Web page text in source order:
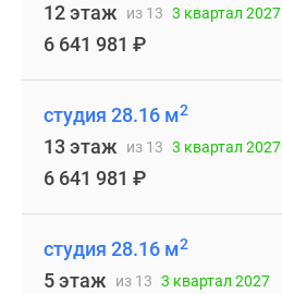
12 этаж из 13 3 квартал 2027
6 641 981 ₽
студия 28.16 м2
13 этаж из 13 3 квартал 2027
6 641 981 ₽
студия 28.16 м2
5 этаж из 13 3 квартал 2027